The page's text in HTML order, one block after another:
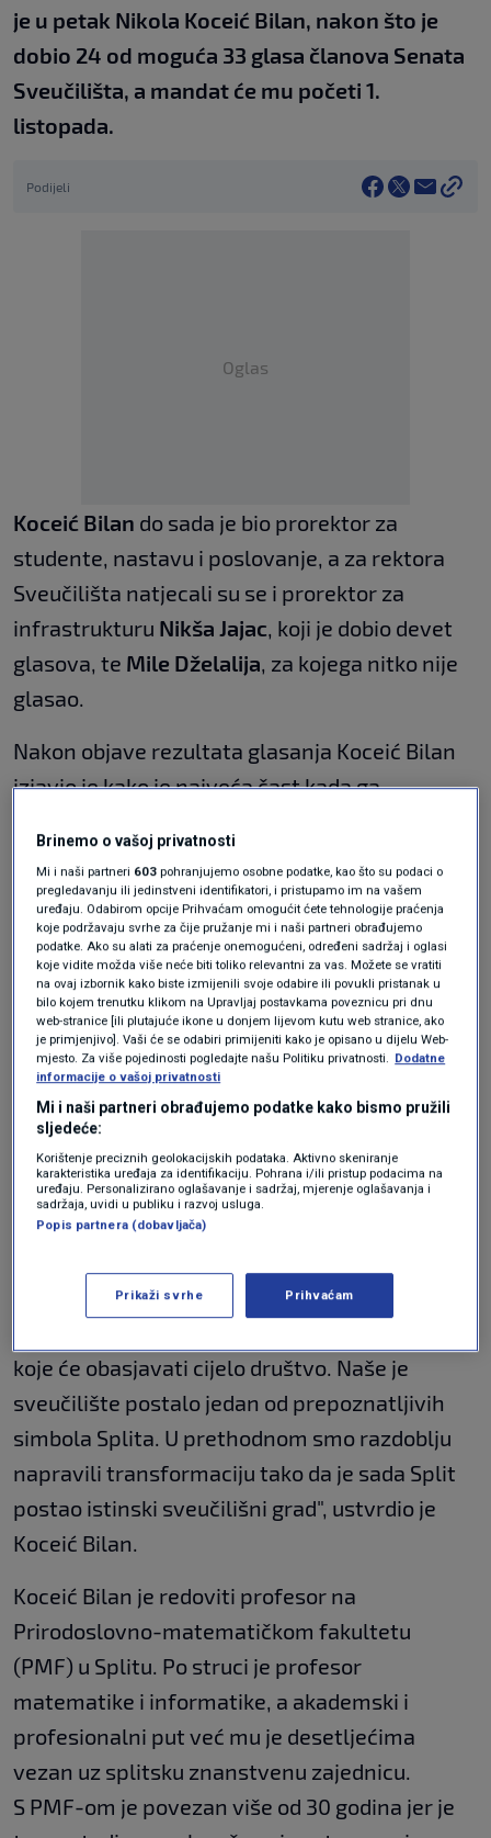
je u petak Nikola Koceić Bilan, nakon što je
dobio 24 od moguća 33 glasa članova Senata
Sveučilišta, a mandat će mu početi 1.
listopada.
Podijeli
Oglas
Koceić Bilan do sada je bio prorektor za
studente, nastavu i poslovanje, a za rektora
Sveučilišta natjecali su se i prorektor za
infrastrukturu Nikša Jajac, koji je dobio devet
glasova, te Mile Dželalija, za kojega nitko nije
glasao.
Nakon objave rezultata glasanja Koceić Bilan
izjavio je kako je najveća čast kada ga
pripada već 35 godina. Isto tako je ogroman
izazov biti na čelu akademske zajednice s
20.000 studenata i 2000 zaposlenika, koja
treba biti intelektualno, znanstveno, nastavno
i umjetničko središte, ne samo Splita i
Dalmacije, već i cijele regije.
Hrvatskoj po ljestvici Times Higher
VIJESTI|6. ruj.
Objavljena lista sveučilišta: Splitsko
najbolje u Hrvatskoj, Oxford u svijetu
VIJESTI
"Smatram današe sveučilištetreba biti čuvar
koje će obasjavati cijelo društvo. Naše je
sveučilište postalo jedan od prepoznatljivih
simbola Splita. U prethodnom smo razdoblju
napravili transformaciju tako da je sada Split
postao istinski sveučilišni grad", ustvrdio je
Koceić Bilan.
Koceić Bilan je redoviti profesor na
Prirodoslovno-matematičkom fakultetu ​
(PMF) u Splitu. Po struci je profesor
matematike i informatike, a akademski i
profesionalni put već mu je desetljećima
vezan uz splitsku znanstvenu zajednicu.
S PMF-om je povezan više od 30 godina​ jer je
Brinemo o vašoj privatnosti
Mi i naši partneri 603 pohranjujemo osobne podatke, kao što su podaci o
pregledavanju ili jedinstveni identifikatori, i pristupamo im na vašem
uređaju. Odabirom opcije Prihvaćam omogućit ćete tehnologije praćenja
koje podržavaju svrhe za čije pružanje mi i naši partneri obrađujemo
podatke. Ako su alati za praćenje onemogućeni, određeni sadržaj i oglasi
koje vidite možda više neće biti toliko relevantni za vas. Možete se vratiti
na ovaj izbornik kako biste izmijenili svoje odabire ili povukli pristanak u
bilo kojem trenutku klikom na Upravljaj postavkama poveznicu pri dnu
web-stranice [ili plutajuće ikone u donjem lijevom kutu web stranice, ako
je primjenjivo]. Vaši će se odabiri primijeniti kako je opisano u dijelu Web-
mjesto. Za više pojedinosti pogledajte našu Politiku privatnosti. Dodatne
informacije o vašoj privatnosti
Mi i naši partneri obrađujemo podatke kako bismo pružili
sljedeće:
Korištenje preciznih geolokacijskih podataka. Aktivno skeniranje
karakteristika uređaja za identifikaciju. Pohrana i/ili pristup podacima na
uređaju. Personalizirano oglašavanje i sadržaj, mjerenje oglašavanja i
sadržaja, uvidi u publiku i razvoj usluga.
Popis partnera (dobavljača)
Prikaži svrhe Prihvaćam